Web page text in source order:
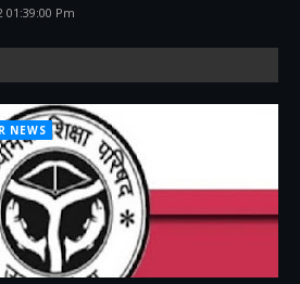
01:39:00 Pm
NEWS